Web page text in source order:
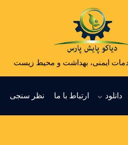
خدمات ایمنی، بهداشت و محیط زیست
دانلود ارتباط با ما نظر سنجی